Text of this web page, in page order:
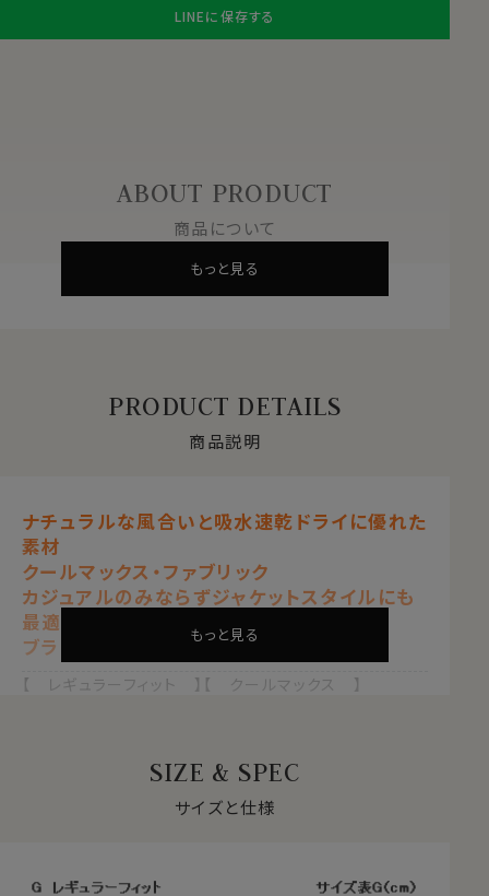
LINEに保存する
ABOUT PRODUCT
商品について
もっと見る
PRODUCT DETAILS
商品説明
ナチュラルな風合いと吸水速乾ドライに優れた
素材
クールマックス・ファブリック
カジュアルのみならずジャケットスタイルにも
最適なスタンドカラーシャツ
ブラック 黒
【 レギュラーフィット 】【 クールマックス 】
自然な風合いと快適性を両立する
クールマックス®ファブリックとは？
・綿素材をブレンドすることで、自然な風合いを感じる素
もっと見る
SIZE & SPEC
サイズと仕様